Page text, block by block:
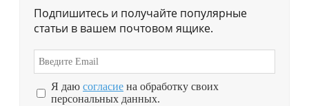
Подпишитесь и получайте популярные
статьи в вашем почтовом ящике.
Я даю согласие на обработку своих
персональных данных.